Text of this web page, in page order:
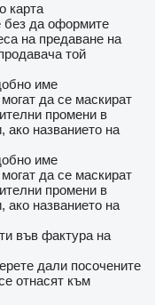
карта
без да оформите
на предаване на
той
име
да се маскират
промени в
ако названието на
име
да се маскират
промени в
ако названието на
във фактура на
дали посочените
отнасят към